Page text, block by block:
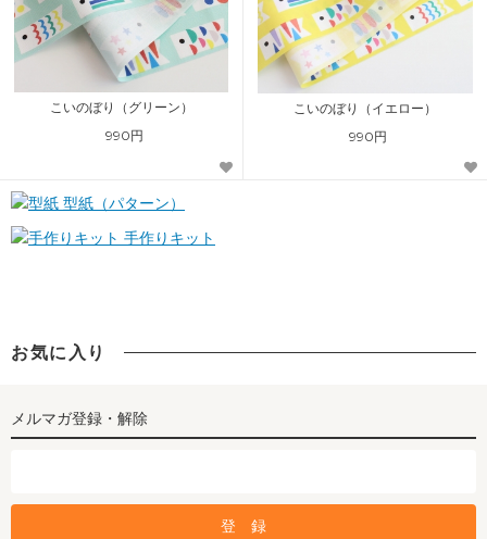
こいのぼり（グリーン）
990円
こいのぼり（イエロー）
990円
型紙（パターン）
手作りキット
お気に入り
メルマガ登録・解除